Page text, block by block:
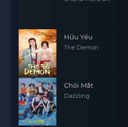
Hữu Yểu
The Demon
Chói Mắt
Dazzling